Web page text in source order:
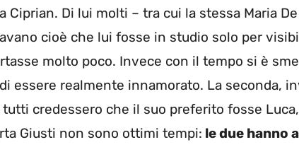
Ciprian. Di lui molti – tra cui la stessa Maria
cioè che lui fosse in studio solo per
molto poco. Invece con il tempo si è
essere realmente innamorato. La seconda,
credessero che il suo preferito fosse
Giusti non sono ottimi tempi: le due hanno